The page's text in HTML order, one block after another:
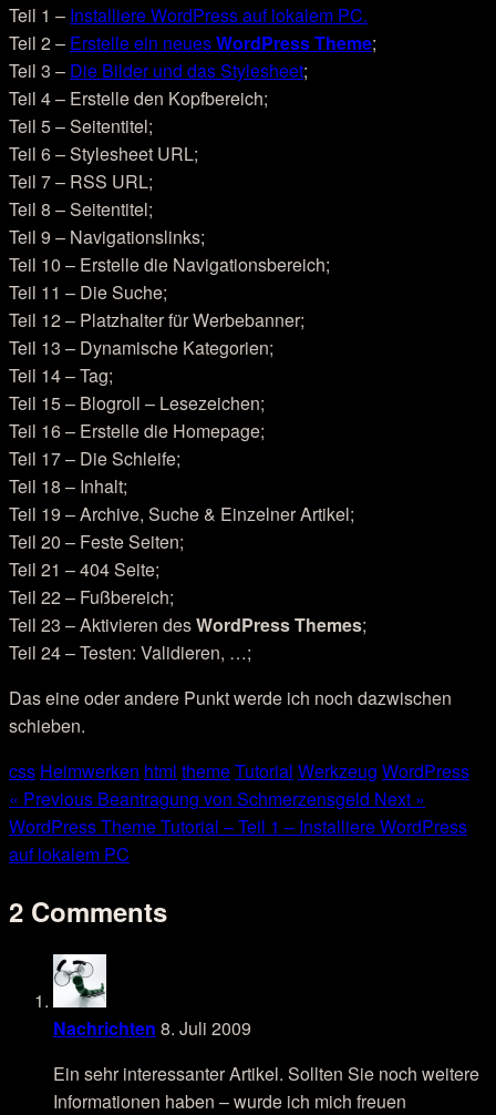
Teil 1 – Installiere WordPress auf lokalem PC.
Teil 2 – Erstelle ein neuesWordPress Theme;
Teil 3 – Die Bilder und das Stylesheet;
Teil 4 – Erstelle den Kopfbereich;
Teil 5 – Seitentitel;
Teil 6 – Stylesheet URL;
Teil 7 – RSS URL;
Teil 8 – Seitentitel;
Teil 9 – Navigationslinks;
Teil 10 – Erstelle die Navigationsbereich;
Teil 11 – Die Suche;
Teil 12 – Platzhalter für Werbebanner;
Teil 13 – Dynamische Kategorien;
Teil 14 – Tag;
Teil 15 – Blogroll – Lesezeichen;
Teil 16 – Erstelle die Homepage;
Teil 17 – Die Schleife;
Teil 18 – Inhalt;
Teil 19 – Archive, Suche & Einzelner Artikel;
Teil 20 – Feste Seiten;
Teil 21 – 404 Seite;
Teil 22 – Fußbereich;
Teil 23 – Aktivieren desWordPress Themes;
Teil 24 – Testen: Validieren, …;
Das eine oder andere Punkt werde ich noch dazwischen
schieben.
css Heimwerken html themeTutorial Werkzeug WordPress
« Previous Beantragung von Schmerzensgeld Next »
WordPress Theme Tutorial – Teil 1 – Installiere WordPress
auf lokalem PC
2 Comments
Nachrichten 8. Juli 2009
Ein sehr interessanter Artikel. Sollten Sie noch weitere
Informationen haben – wurde ich mich freuen